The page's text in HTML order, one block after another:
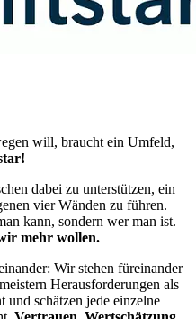
will, braucht ein Umfeld,
dabei zu unterstützen, ein
vier Wänden zu führen.
kann, sondern wer man ist.
mehr wollen.
Wir stehen füreinander
Herausforderungen als
schätzen jede einzelne